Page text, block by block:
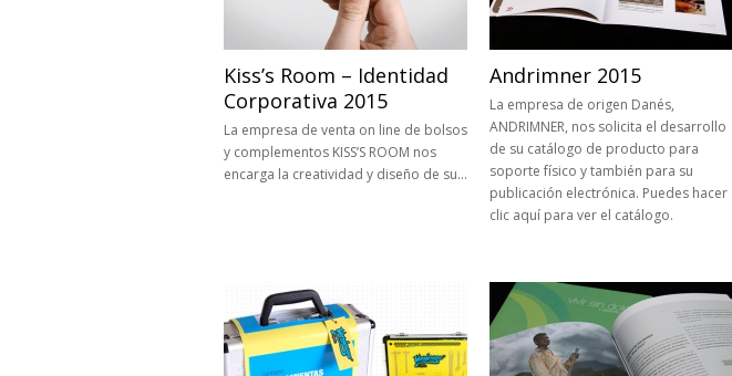
Kiss’s Room – Identidad
Corporativa 2015
La empresa de venta on line de bolsos
y complementos KISS’S ROOM nos
encarga la creatividad y diseño de su…
Andrimner 2015
La empresa de origen Danés,
ANDRIMNER, nos solicita el desarrollo
de su catálogo de producto para
soporte físico y también para su
publicación electrónica. Puedes hacer
clic aquí para ver el catálogo.